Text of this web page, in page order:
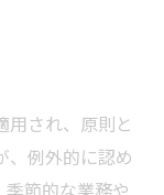
用され、原則と
、例外的に認め